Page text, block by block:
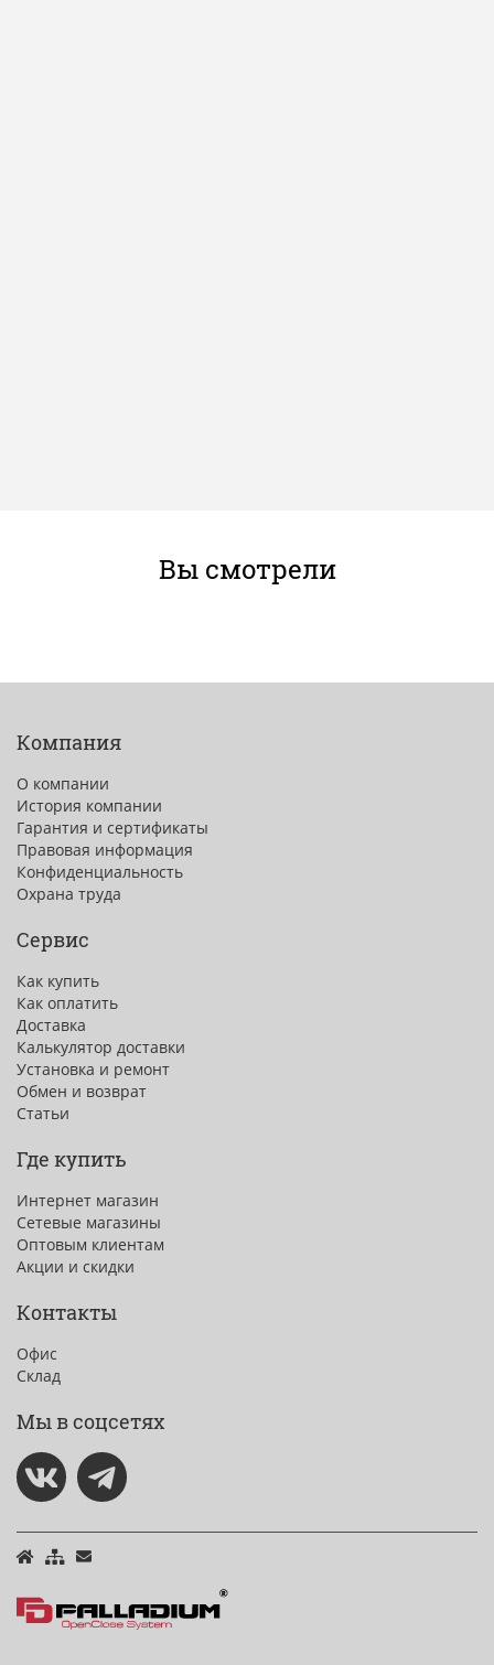
Вы смотрели
Компания
О компании
История компании
Гарантия и сертификаты
Правовая информация
Конфиденциальность
Охрана труда
Сервис
Как купить
Как оплатить
Доставка
Калькулятор доставки
Установка и ремонт
Обмен и возврат
Статьи
Где купить
Интернет магазин
Сетевые магазины
Оптовым клиентам
Акции и скидки
Контакты
Офис
Склад
Мы в соцсетях